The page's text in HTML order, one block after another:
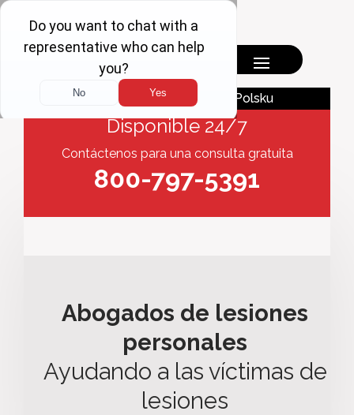
Polsku
English
Disponible 24/7
Contáctenos para una consulta gratuita
800-797-5391
Abogados de lesiones
personales
Ayudando a las víctimas de
lesiones